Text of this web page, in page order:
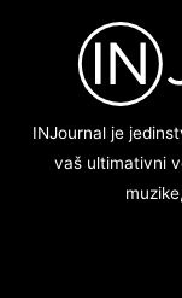
INJournal je
vaš ultimativni